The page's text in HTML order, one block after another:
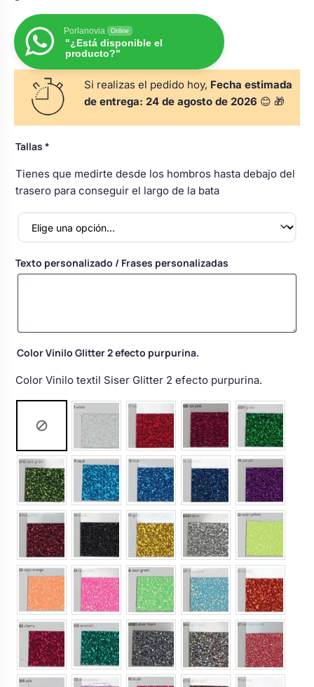
para arras
alianzas
de boda
y pala tarta
damas de honor
floral coche
Perchas de comunión
personalizadas
Rasca y Gana para Comunión:
Sorpresas y Diversión
Detalles de comunión para invitados
Ver todo
Bolsos personalizados
Neceseres personalizados
Otros regalos
Ver todo
Porlanovia Online
"¿Está disponible el
producto?"
Si realizas el pedido hoy, Fecha estimada
de entrega: 24 de agosto de 2026 😊 🎁
Tallas *
Tienes que medirte desde los hombros hasta debajo del
trasero para conseguir el largo de la bata
Texto personalizado / Frases personalizadas
Color Vinilo Glitter 2 efecto purpurina.
Color Vinilo textil Siser Glitter 2 efecto purpurina.